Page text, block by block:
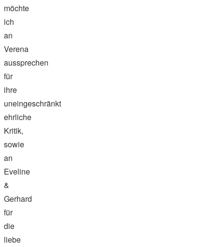
möchte
ich
an
Verena
aussprechen
für
ihre
uneingeschränkt
ehrliche
Kritik,
sowie
an
Eveline
&
Gerhard
für
die
liebe